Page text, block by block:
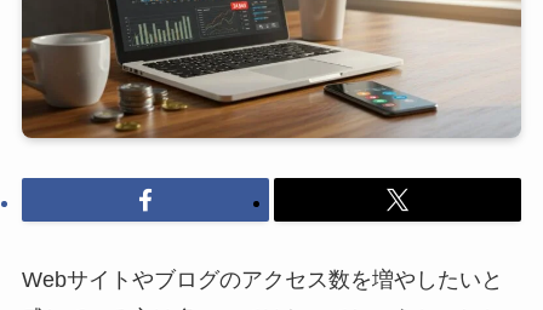
Webサイトやブログのアクセス数を増やしたいと